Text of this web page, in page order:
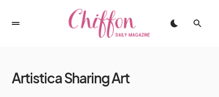
Artistica Sharing Art